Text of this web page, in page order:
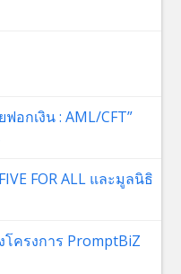
อกเงิน : AML/CFT”
FOR ALL และมูลนิธิ
โครงการ PromptBiZ